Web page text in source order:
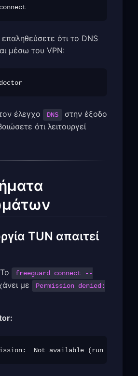
ότι το DNS
μέσω του VPN:
έλεγχο DNS
στην έξοδο
ότι λειτουργεί
TUN απαιτεί
Το
freeguard connect --
με
Permission denied: